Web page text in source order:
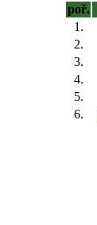
poř.
1.
2.
3.
4.
5.
6.